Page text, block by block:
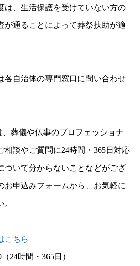
は、生活保護を受けていない方の
が通ることによって葬祭扶助が適
各自治体の専門窓口に問い合わせ
葬儀や仏事のプロフェッショナ
相談やご質問に24時間・365日対応
ついて分からないことなどがござ
お申込みフォームから、お気軽に
こちら
（24時間・365日）